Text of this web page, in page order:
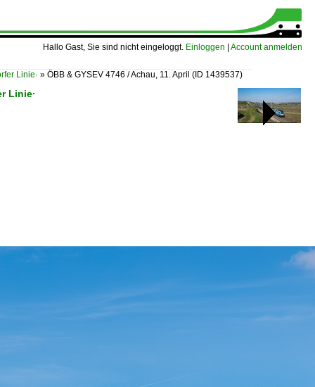
Hallo Gast, Sie sind nicht eingeloggt. Einloggen Account anmelden
Linie· » ÖBB & GYSEV 4746 / Achau, 11. April (ID 1439537)
Linie·